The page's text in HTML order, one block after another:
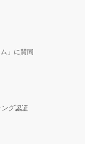
」に賛同
ング認証